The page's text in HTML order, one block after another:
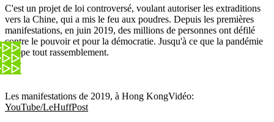
C'est un projet de loi controversé, voulant autoriser les extraditions
vers la Chine, qui a mis le feu aux poudres. Depuis les premières
manifestations, en juin 2019, des millions de personnes ont défilé
contre le pouvoir et pour la démocratie. Jusqu'à ce que la pandémie
stoppe tout rassemblement.
Les manifestations de 2019, à Hong KongVidéo:
YouTube/LeHuffPost